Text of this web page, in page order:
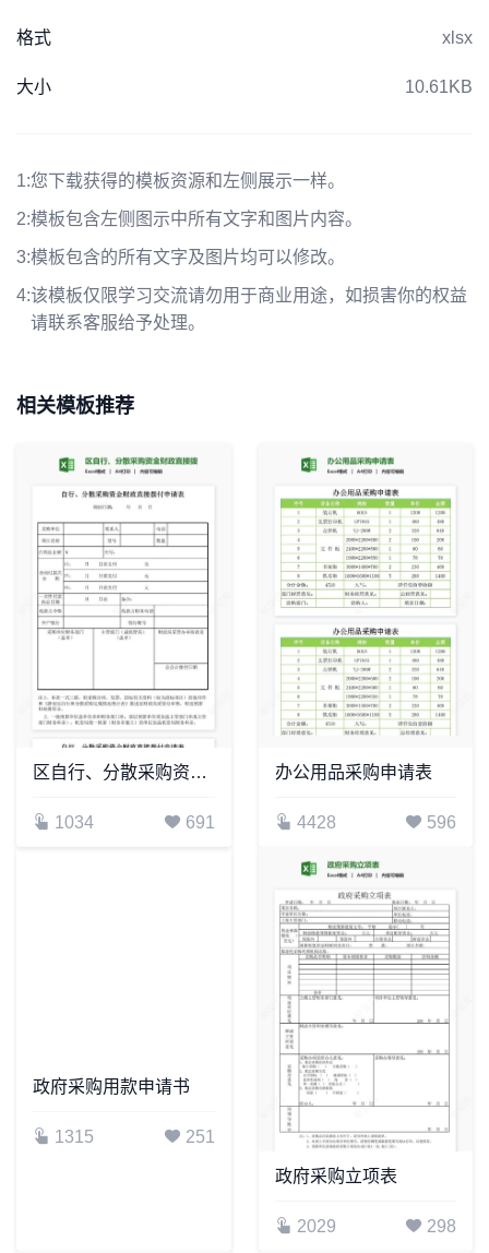
格式 xlsx
大小 10.61KB
1:您下载获得的模板资源和左侧展示一样。
2:模板包含左侧图示中所有文字和图片内容。
3:模板包含的所有文字及图片均可以修改。
4:该模板仅限学习交流请勿用于商业用途，如损害你的权益
请联系客服给予处理。
相关模板推荐
区自行、分散采购资金财政直接拨付申请表
1034 691
办公用品采购申请表
4428 596
政府采购用款申请书
1315 251
政府采购立项表
2029 298